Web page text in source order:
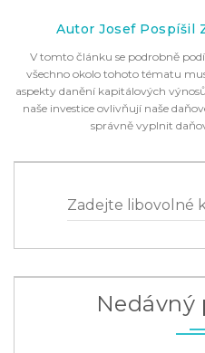
Autor Josef Pospíšil
V tomto článku se podrobně
všechno okolo tohoto tématu
aspekty danění kapitálových
naše investice ovlivňují naše
správně vyplnit
Zadejte libovolné
Nedávný